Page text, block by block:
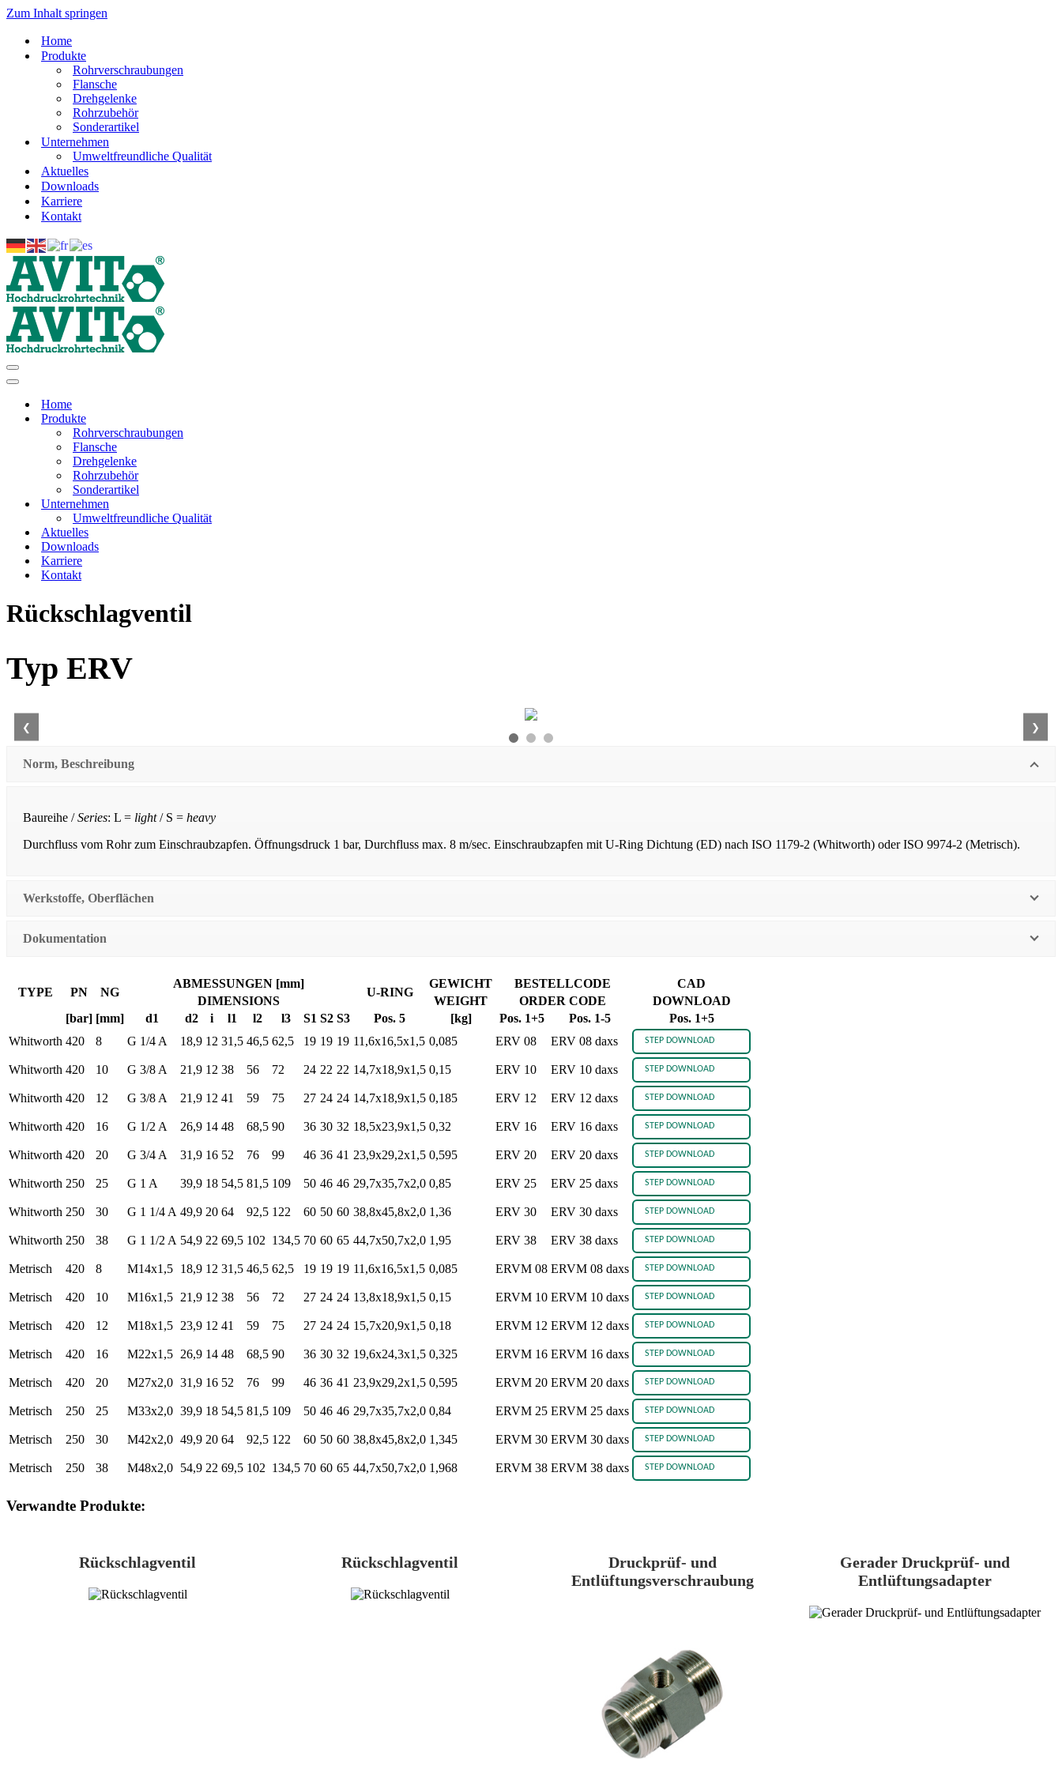
Zum Inhalt springen
Home
Produkte
Rohrverschraubungen
Flansche
Drehgelenke
Rohrzubehör
Sonderartikel
Unternehmen
Umweltfreundliche Qualität
Aktuelles
Downloads
Karriere
Kontakt
Navigations-
Menü
Navigations-
Home
Produkte
Rohrverschraubungen
Flansche
Drehgelenke
Rohrzubehör
Sonderartikel
Unternehmen
Umweltfreundliche Qualität
Aktuelles
Downloads
Karriere
Kontakt
Rückschlagventil
Typ ERV
❮ ❯
Norm, Beschreibung
Baureihe /Series: L = light/ S = heavy
Durchfluss vom Rohr zum Einschraubzapfen. Öffnungsdruck 1 bar, Durchfluss max. 8 m/sec. Einschraubzapfen mit U-Ring Dichtung (ED) nach ISO 1179-2 (Whitworth) oder ISO 9974-2 (Metrisch).
Werkstoffe, Oberflächen
Dokumentation
TYPE PN NG
ABMESSUNGEN [mm]
U-RING
GEWICHT BESTELLCODE
CAD
DIMENSIONS
WEIGHT ORDER CODE
DOWNLOAD
[bar] [mm] d1 d2 i l1 l2 l3 S1 S2 S3 Pos. 5 [kg] Pos. 1+5 Pos. 1-5
Pos. 1+5
Whitworth 420 8 G 1/4 A 18,9 12 31,5 46,5 62,5 19 19 19 11,6x16,5x1,5 0,085 ERV 08 ERV 08 daxs
Whitworth 420 10 G 3/8 A 21,9 12 38 56 72 24 22 22 14,7x18,9x1,5 0,15 ERV 10 ERV 10 daxs
Whitworth 420 12 G 3/8 A 21,9 12 41 59 75 27 24 24 14,7x18,9x1,5 0,185 ERV 12 ERV 12 daxs
Whitworth 420 16 G 1/2 A 26,9 14 48 68,5 90 36 30 32 18,5x23,9x1,5 0,32 ERV 16 ERV 16 daxs
Whitworth 420 20 G 3/4 A 31,9 16 52 76 99 46 36 41 23,9x29,2x1,5 0,595 ERV 20 ERV 20 daxs
Whitworth 250 25 G 1 A 39,9 18 54,5 81,5 109 50 46 46 29,7x35,7x2,0 0,85 ERV 25 ERV 25 daxs
Whitworth 250 30 G 1 1/4 A 49,9 20 64 92,5 122 60 50 60 38,8x45,8x2,0 1,36 ERV 30 ERV 30 daxs
Whitworth 250 38 G 1 1/2 A 54,9 22 69,5 102 134,5 70 60 65 44,7x50,7x2,0 1,95 ERV 38 ERV 38 daxs
Metrisch 420 8 M14x1,5 18,9 12 31,5 46,5 62,5 19 19 19 11,6x16,5x1,5 0,085 ERVM 08 ERVM 08 daxs
Metrisch 420 10 M16x1,5 21,9 12 38 56 72 27 24 24 13,8x18,9x1,5 0,15 ERVM 10 ERVM 10 daxs
Metrisch 420 12 M18x1,5 23,9 12 41 59 75 27 24 24 15,7x20,9x1,5 0,18 ERVM 12 ERVM 12 daxs
Metrisch 420 16 M22x1,5 26,9 14 48 68,5 90 36 30 32 19,6x24,3x1,5 0,325 ERVM 16 ERVM 16 daxs
Metrisch 420 20 M27x2,0 31,9 16 52 76 99 46 36 41 23,9x29,2x1,5 0,595 ERVM 20 ERVM 20 daxs
Metrisch 250 25 M33x2,0 39,9 18 54,5 81,5 109 50 46 46 29,7x35,7x2,0 0,84 ERVM 25 ERVM 25 daxs
Metrisch 250 30 M42x2,0 49,9 20 64 92,5 122 60 50 60 38,8x45,8x2,0 1,345 ERVM 30 ERVM 30 daxs
Metrisch 250 38 M48x2,0 54,9 22 69,5 102 134,5 70 60 65 44,7x50,7x2,0 1,968 ERVM 38 ERVM 38 daxs
Verwandte Produkte:
Rückschlagventil Rückschlagventil
Druckprüf- und
Entlüftungsverschraubung
Gerader Druckprüf- und
Entlüftungsadapter